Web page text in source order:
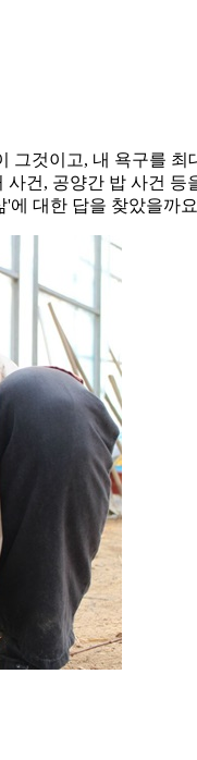
것이고, 내 욕구를
건, 공양간 밥 사건
에 대한 답을 찾았을까